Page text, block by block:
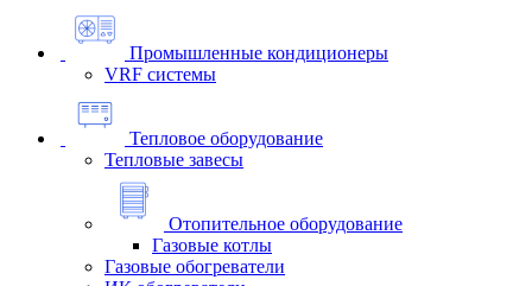
Промышленные кондиционеры
VRF системы
Тепловое оборудование
Тепловые завесы
Отопительное оборудование
Газовые котлы
Газовые обогреватели